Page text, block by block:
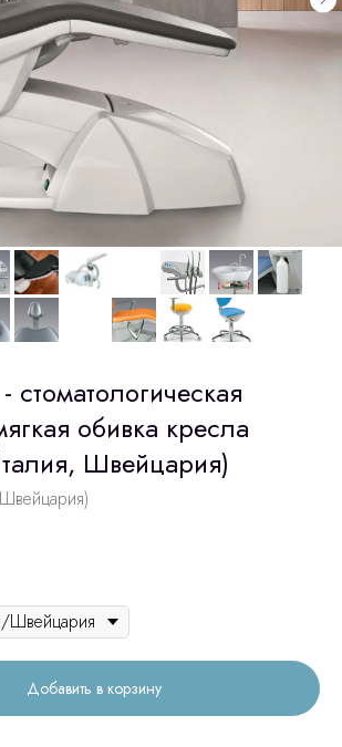
стоматологическая
обивка кресла
Швейцария)
Добавить в корзину